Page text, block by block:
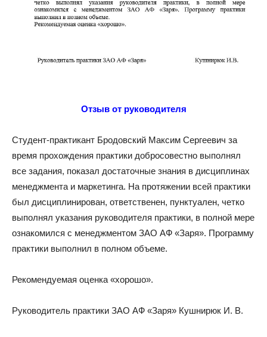
Отзыв от руководителя
Студент-практикант Бродовский Максим Сергеевич за
время прохождения практики добросовестно выполнял
все задания, показал достаточные знания в дисциплинах
менеджмента и маркетинга. На протяжении всей практики
был дисциплинирован, ответственен, пунктуален, четко
выполнял указания руководителя практики, в полной мере
ознакомился с менеджментом ЗАО АФ «Заря». Программу
практики выполнил в полном объеме.
Рекомендуемая оценка «хорошо».
Руководитель практики ЗАО АФ «Заря» Кушнирюк И. В.